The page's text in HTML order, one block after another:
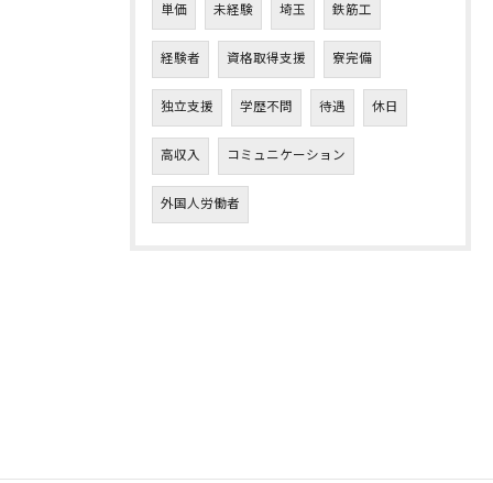
単価 未経験 埼玉 鉄筋工
経験者 資格取得支援 寮完備
独立支援 学歴不問 待遇 休日
高収入 コミュニケーション
外国人労働者